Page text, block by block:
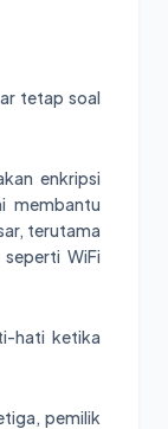
tetap soal
enkripsi
membantu
terutama
WiFi
hati ketika
pemilik